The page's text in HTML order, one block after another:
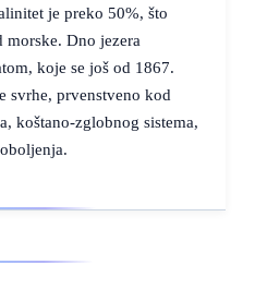
je preko 50%, što
Dno jezera
koje se još od 1867.
svrhe, prvenstveno kod
koštano-zglobnog sistema,